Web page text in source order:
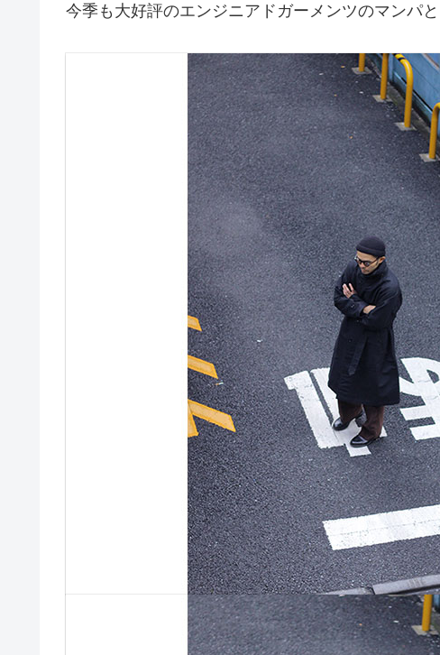
今季も大好評のエンジニアドガーメンツのマンパと